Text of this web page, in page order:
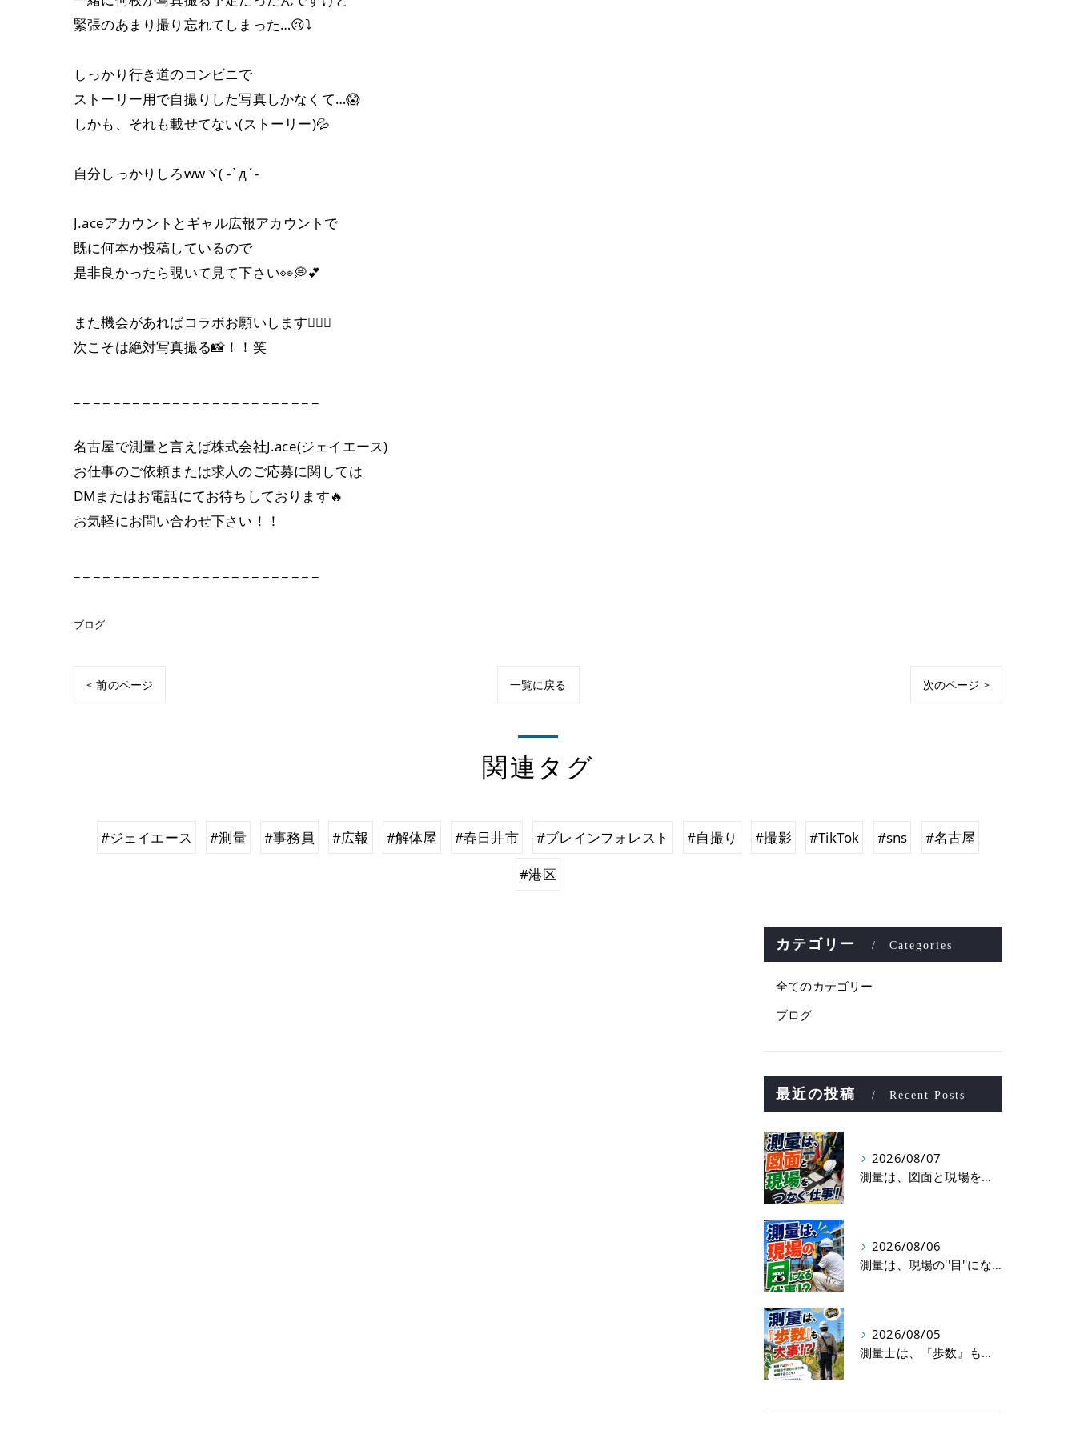
緊張のあまり撮り忘れてしまった…😢⤵
しっかり行き道のコンビニで
ストーリー用で自撮りした写真しかなくて…😱
しかも、それも載せてない(ストーリー)💦
自分しっかりしろwwヾ( -`д´-
J.aceアカウントとギャル広報アカウントで
既に何本か投稿しているので
是非良かったら覗いて見て下さい👀💭💕
また機会があればコラボお願いします🙇🏻‍♀️
次こそは絶対写真撮る📸！！笑
名古屋で測量と言えば株式会社J.ace(ジェイエース)
お仕事のご依頼または求人のご応募に関しては
DMまたはお電話にてお待ちしております🔥
お気軽にお問い合わせ下さい！！
ブログ
< 前のページ 一覧に戻る 次のページ >
関連タグ
#ジェイエース #測量 #事務員 #広報 #解体屋 #春日井市 #ブレインフォレスト #自撮り #撮影 #TikTok #sns
#名古屋
#港区
カテゴリー Categories
全てのカテゴリー
ブログ
最近の投稿 Recent Posts
2026/08/07
測量は、図面と現場をつなぐ仕事！
2026/08/06
測量は、現場の''目''になる仕事！？
2026/08/05
測量士は、『歩数』も大事！？